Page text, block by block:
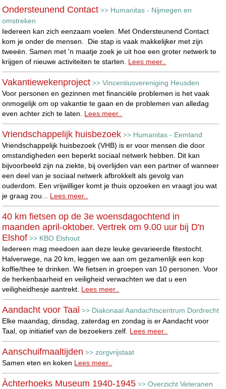
Ondersteunend Contact >> Humanitas - Nijmegen en
omstreken
Iedereen kan zich eenzaam voelen. Met Ondersteunend Contact
kom je onder de mensen. Die stap is vaak makkelijker met zijn
tweeën. Samen met 'n maatje zoek je uit hoe een groter netwerk te
krijgen of nieuwe activiteiten te starten. Lees meer..
Vakantiewekenproject >>Vincentiusvereniging Heusden
Voor personen en gezinnen met financiële problemen is het vaak
onmogelijk om op vakantie te gaan en de problemen van alledag
even achter zich te laten. Lees meer..
Vriendschappelijk huisbezoek >> Humanitas - Eemland
Vriendschappelijk huisbezoek (VHB) is er voor mensen die door
omstandigheden een beperkt sociaal netwerk hebben. Dit kan
bijvoorbeeld zijn na ziekte, bij overlijden van een partner of wanneer
een deel van je sociaal netwerk afbrokkelt als gevolg van
ouderdom. Een vrijwilliger komt je thuis opzoeken en vraagt jou wat
je graag zou... Lees meer..
40 km fietsen op de 3e woensdagochtend in
maanden april-oktober. Vertrek om 9.00 uur bij D'n
Elshof >> KBO Elshout
Iedereen mag meedoen aan deze leuke gevarieerde fitestocht.
Halverwege, na 20 km, leggen we aan om gezamenlijk een kop
koffie/thee te drinken. We fietsen in groepen van 10 personen. Voor
de herkenbaarheid en veiligheid verwachten we dat u een
veiligheidhesje aantrekt. Lees meer..
Aandacht voor Taal >> Diakonaal Aandachtscentrum Dordrecht
Elke maandag, dinsdag, zaterdag en zondag is er Aandacht voor
Taal, op initiatief van de bezoekers zelf. Lees meer..
Aanschuifmaaltijden >>zorgvrijstaat
Samen eten en koken Lees meer..
Àchterhoeks Museum 1940-1945 >>Overzicht Veteranen